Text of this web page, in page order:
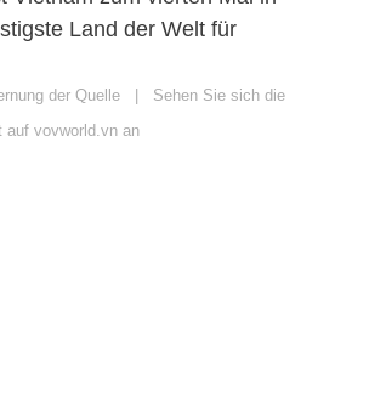
Land der Welt für
der Quelle
Sehen Sie sich die
auf vovworld.vn an